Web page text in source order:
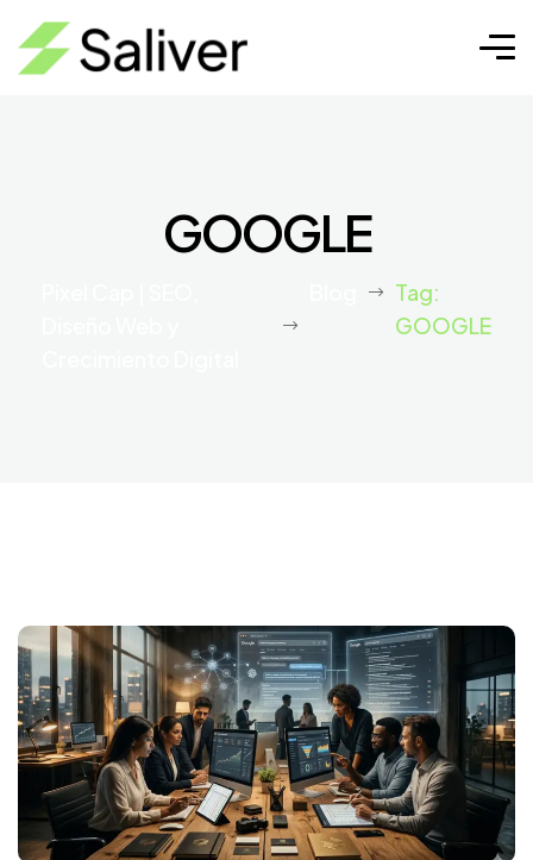
GOOGLE
Tag:
GOOGLE